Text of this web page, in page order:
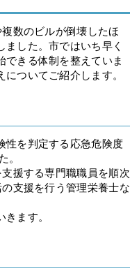
数のビルが倒壊したほ
した。市ではいち早く
きる体制を整えていま
ついてご紹介します。
性を判定する応急危険度
。
援する専門職職員を順次
支援を行う管理栄養士な
ます。